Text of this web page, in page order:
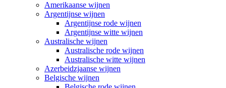
Amerikaanse wijnen
Argentijnse wijnen
Argentijnse rode wijnen
Argentijnse witte wijnen
Australische wijnen
Australische rode wijnen
Australische witte wijnen
Azerbeidzjaanse wijnen
Belgische wijnen